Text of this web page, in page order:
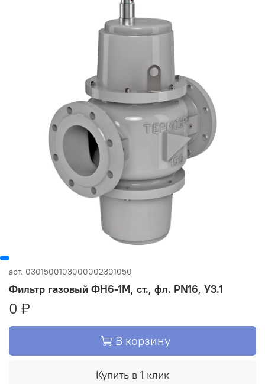
арт. 0301500103000002301050
Фильтр газовый ФН6-1М, ст., фл. PN16, У3.1
0 ₽
В корзину
Купить в 1 клик